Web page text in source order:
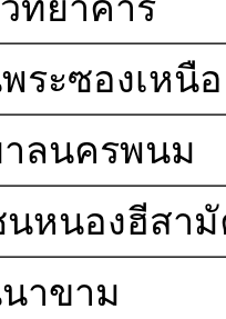
ทยาคาร
ระซองเหนือ
าลนครพนม
นหนองฮีสา
าขาม